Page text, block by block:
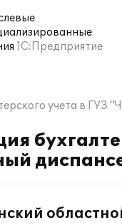
1С:Предприятие
учета в ГУЗ